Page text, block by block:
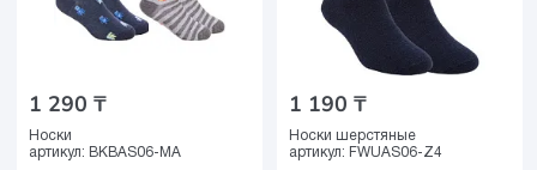
1 290 ₸
Носки
артикул: BKBAS06-MA
1 190 ₸
Носки шерстяные
артикул: FWUAS06-Z4